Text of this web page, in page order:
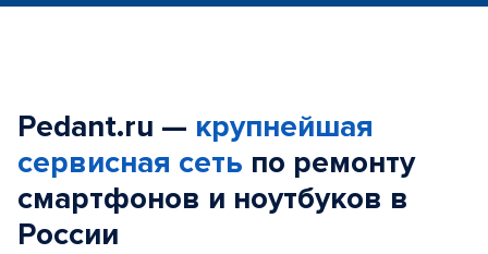
Pedant.ru — крупнейшая
сервисная сеть по ремонту
смартфонов и ноутбуков в
России